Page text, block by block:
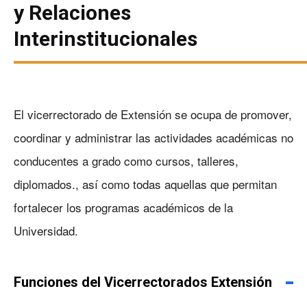
y Relaciones
Interinstitucionales
El vicerrectorado de Extensión se ocupa de promover,
coordinar y administrar las actividades académicas no
conducentes a grado como cursos, talleres,
diplomados., así como todas aquellas que permitan
fortalecer los programas académicos de la
Universidad.
Funciones del Vicerrectorados Extensión